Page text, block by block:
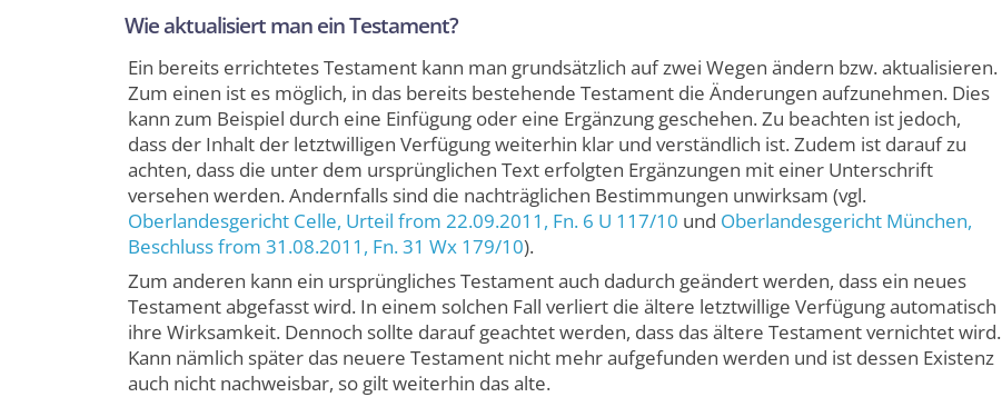
Wie aktualisiert man ein Testament?
Ein bereits errichtetes Testament kann man grundsätzlich auf zwei Wegen ändern bzw. aktualisieren.
Zum einen ist es möglich, in das bereits bestehende Testament die Änderungen aufzunehmen. Dies
kann zum Beispiel durch eine Einfügung oder eine Ergänzung geschehen. Zu beachten ist jedoch,
dass der Inhalt der letztwilligen Verfügung weiterhin klar und verständlich ist. Zudem ist darauf zu
achten, dass die unter dem ursprünglichen Text erfolgten Ergänzungen mit einer Unterschrift
versehen werden. Andernfalls sind die nachträglichen Bestimmungen unwirksam (vgl.
Oberlandesgericht Celle, Urteil from 22.09.2011, Fn. 6 U 117/10 und Oberlandesgericht München,
Beschluss from 31.08.2011, Fn. 31 Wx 179/10).
Zum anderen kann ein ursprüngliches Testament auch dadurch geändert werden, dass ein neues
Testament abgefasst wird. In einem solchen Fall verliert die ältere letztwillige Verfügung automatisch
ihre Wirksamkeit. Dennoch sollte darauf geachtet werden, dass das ältere Testament vernichtet wird.
Kann nämlich später das neuere Testament nicht mehr aufgefunden werden und ist dessen Existenz
auch nicht nachweisbar, so gilt weiterhin das alte.